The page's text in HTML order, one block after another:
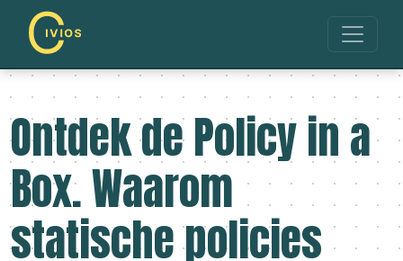
Ontdek de Policy in a
Box. Waarom
statische policies